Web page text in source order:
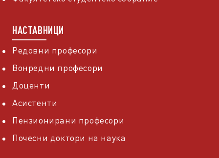
НАСТАВНИЦИ
Редовни професори
Вонредни професори
Доценти
Асистенти
Пензионирани професори
Почесни доктори на наука